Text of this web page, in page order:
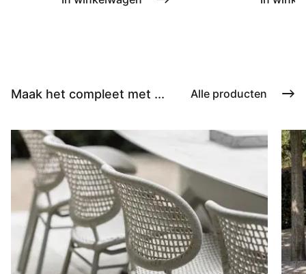
Maak het compleet met ... Alle producten